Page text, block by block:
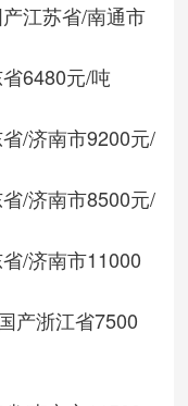
江苏省/南通市
6480元/吨
/济南市9200元/
/济南市8500元/
/济南市11000
产浙江省7500